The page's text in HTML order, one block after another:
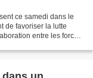
ce samedi dans le
de favoriser la lutte
entre les forces